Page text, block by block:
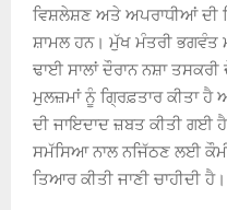
ਵਿਸ਼ਲੇਸ਼ਣ ਅਤੇ ਅਪਰਾਧੀਆਂ ਦੀ
ਸ਼ਾਮਲ ਹਨ। ਮੁੱਖ ਮੰਤਰੀ ਭਗਵੰਤ
ਢਾਈ ਸਾਲਾਂ ਦੌਰਾਨ ਨਸ਼ਾ
ਮੁਲਜ਼ਮਾਂ ਨੂੰ ਗ੍ਰਿਫ਼ਤਾਰ ਕੀਤਾ ਹੈ
ਦੀ ਜਾਇਦਾਦ ਜ਼ਬਤ ਕੀਤੀ ਗਈ
ਸਮੱਸਿਆ ਨਾਲ ਨਜਿੱਠਣ ਲਈ
ਤਿਆਰ ਕੀਤੀ ਜਾਣੀ ਚਾਹੀਦੀ ਹੈ।